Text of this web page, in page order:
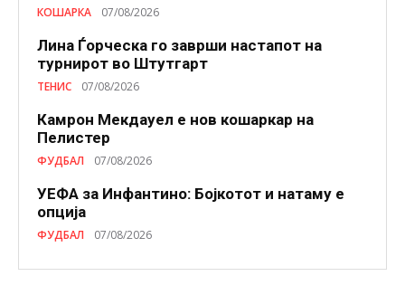
КОШАРКА 07/08/2026
Лина Ѓорческа го заврши настапот на
турнирот во Штутгарт
ТЕНИС 07/08/2026
Камрон Мекдауел е нов кошаркар на
Пелистер
ФУДБАЛ 07/08/2026
УЕФА за Инфантино: Бојкотот и натаму е
опција
ФУДБАЛ 07/08/2026